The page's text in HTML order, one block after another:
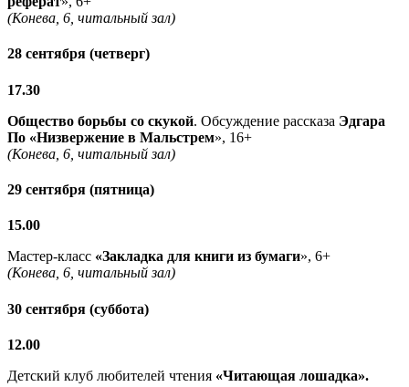
(Конева, 6, читальный зал)
28 сентября (четверг)
17.30
Общество борьбы со скукой. Обсуждение рассказа Эдгара
По «Низвержение в Мальстрем», 16+
(Конева, 6, читальный зал)
29 сентября (пятница)
15.00
Мастер-класс «Закладка для книги из бумаги», 6+
(Конева, 6, читальный зал)
30 сентября (суббота)
12.00
Детский клуб любителей чтения «Читающая лошадка».